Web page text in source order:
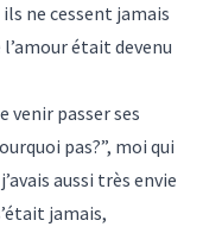
ne cessent jamais
était devenu
venir passer ses
pas?”, moi qui
aussi très envie
jamais,